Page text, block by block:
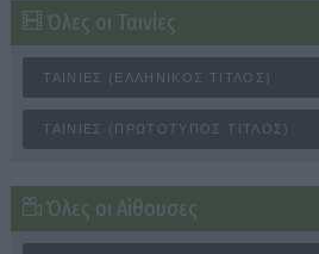
Όλες οι Ταινίες
ΤΑΙΝΊΕΣ (ΕΛΛΗΝΙΚΌΣ ΤΊΤΛΟΣ)
ΤΑΙΝΊΕΣ (ΠΡΩΤΌΤΥΠΟΣ ΤΊΤΛΟΣ)
Όλες οι Αίθουσες